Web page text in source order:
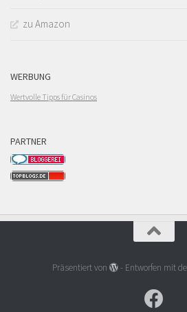
zu Amazon
WERBUNG
Wertvolle Tipps für Casinos
PARTNER
Präsentiert von - Entworfen mit